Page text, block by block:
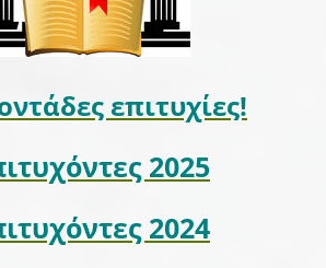
επιτυχίες!
2025
2024